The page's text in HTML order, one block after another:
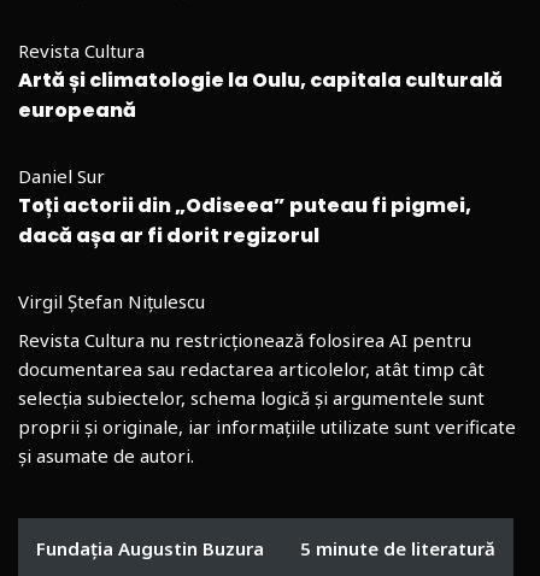
Revista Cultura
Artă și climatologie la Oulu, capitala culturală
europeană
Daniel Sur
Toți actorii din „Odiseea” puteau fi pigmei,
dacă așa ar fi dorit regizorul
Virgil Ștefan Nițulescu
Revista Cultura nu restricționează folosirea AI pentru
documentarea sau redactarea articolelor, atât timp cât
selecția subiectelor, schema logică și argumentele sunt
proprii și originale, iar informațiile utilizate sunt verificate
și asumate de autori.
Fundația Augustin Buzura 5 minute de literatură